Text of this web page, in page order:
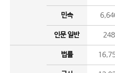
민속
인문 일반 248
법률